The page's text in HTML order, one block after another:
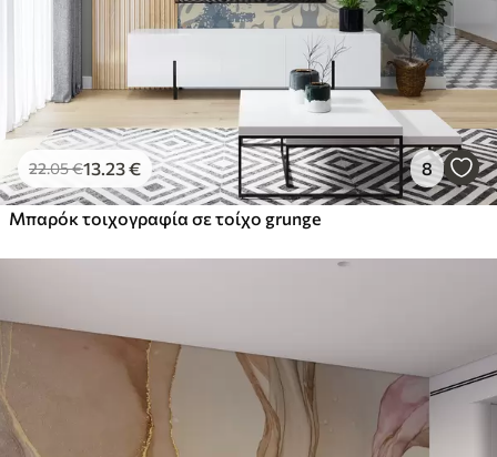
22.05€13 .23€ 8
Μπαρόκ τοιχογραφία σε τοίχο grunge